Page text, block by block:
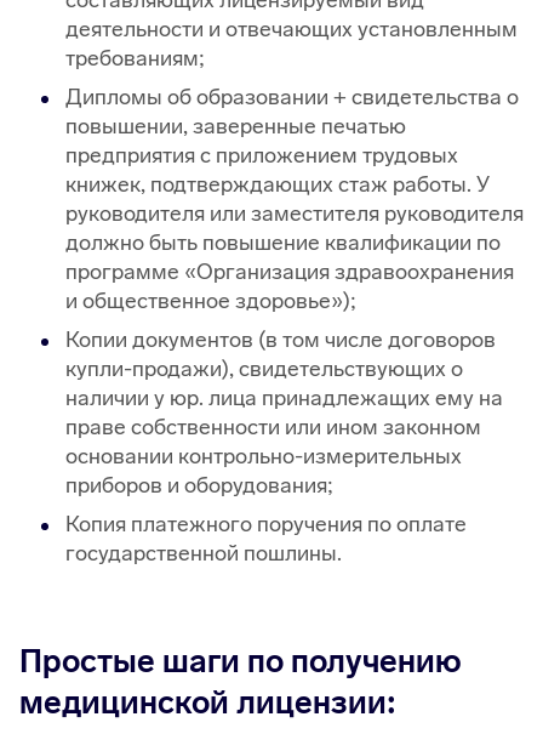
деятельности и отвечающих установленным
требованиям;
Дипломы об образовании + свидетельства о
повышении, заверенные печатью
предприятия с приложением трудовых
книжек, подтверждающих стаж работы. У
руководителя или заместителя руководителя
должно быть повышение квалификации по
программе «Организация здравоохранения
и общественное здоровье»);
Копии документов (в том числе договоров
купли-продажи), свидетельствующих о
наличии у юр. лица принадлежащих ему на
праве собственности или ином законном
основании контрольно-измерительных
приборов и оборудования;
Копия платежного поручения по оплате
государственной пошлины.
Простые шаги по получению
медицинской лицензии: